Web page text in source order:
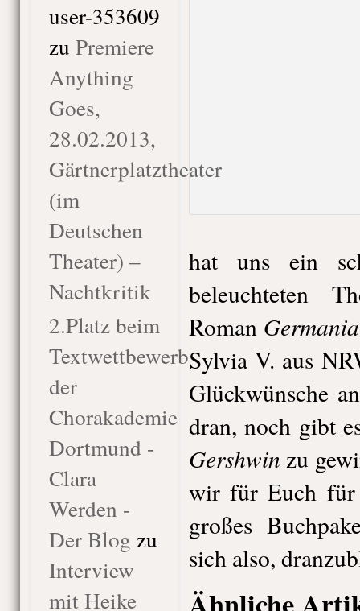
user-353609
zu Premiere
Anything
Goes,
28.02.2013,
Gärtnerplatztheater
(im
Deutschen
Theater) –
Nachtkritik
2.Platz beim
Textwettbewerb
der
Chorakademie
Dortmund -
Clara
Werden -
Der Blog zu
Interview
mit Heike
hat uns ein
beleuchteten
Roman
Sylvia V. aus
Glückwünsche
dran, noch gibt
Gershwinzu
wir für Euch für
großes
sich also,